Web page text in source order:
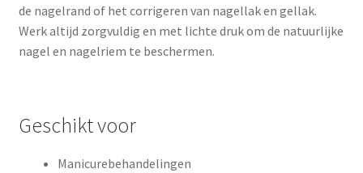
de nagelrand of het corrigeren van nagellak en gellak.
Werk altijd zorgvuldig en met lichte druk om de natuurlijke
nagel en nagelriem te beschermen.
Geschikt voor
Manicurebehandelingen